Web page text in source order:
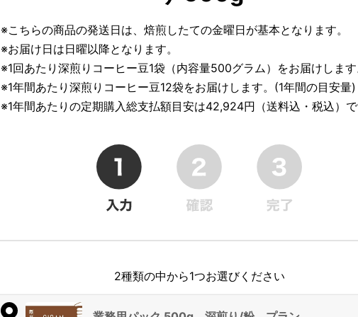
※こちらの商品の発送日は、焙煎したての金曜日が基本となります。
※お届け日は日曜以降となります。
※1回あたり深煎りコーヒー豆1袋（内容量500グラム）をお届けします
※1年間あたり深煎りコーヒー豆12袋をお届けします。(1年間の目安量)
※1年間あたりの定期購入総支払額目安は42,924円（送料込・税込）で